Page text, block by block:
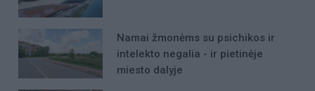
Namai žmonėms su psichikos ir
intelekto negalia - ir pietinėje
miesto dalyje